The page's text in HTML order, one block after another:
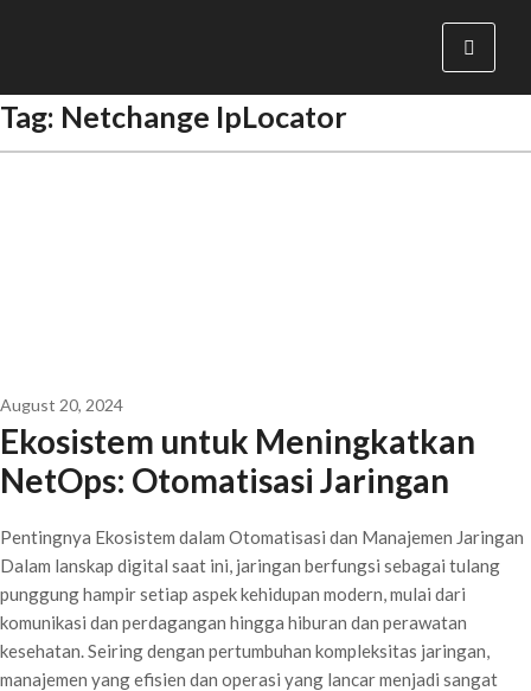
Tag: Netchange IpLocator
August 20, 2024
Ekosistem untuk Meningkatkan
NetOps: Otomatisasi Jaringan
Pentingnya Ekosistem dalam Otomatisasi dan Manajemen Jaringan
Dalam lanskap digital saat ini, jaringan berfungsi sebagai tulang
punggung hampir setiap aspek kehidupan modern, mulai dari
komunikasi dan perdagangan hingga hiburan dan perawatan
kesehatan. Seiring dengan pertumbuhan kompleksitas jaringan,
manajemen yang efisien dan operasi yang lancar menjadi sangat